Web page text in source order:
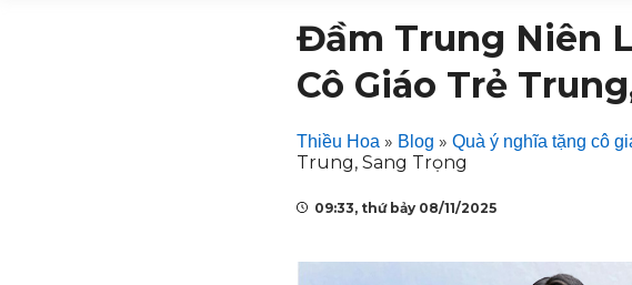
Đầm Trung Niên
Cô Giáo Trẻ
Thiều Hoa » Blog » Quà ý nghĩa tặng cô
Trung, Sang Trọng
09:33, thứ bảy 08/11/2025